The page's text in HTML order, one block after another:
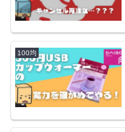
100均